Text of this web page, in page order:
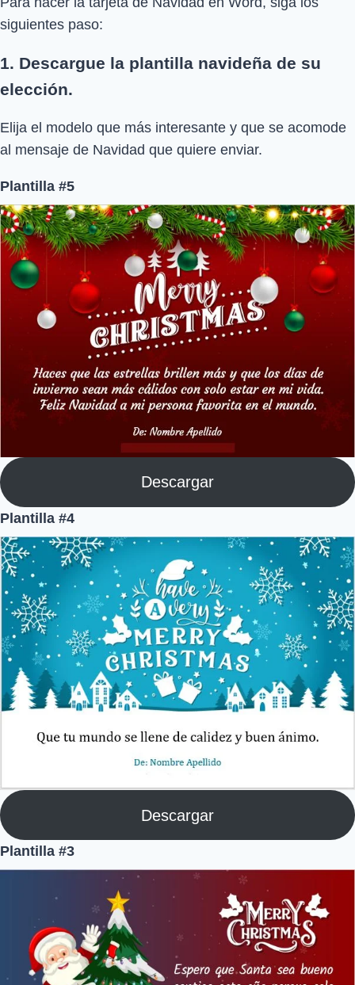
siguientes paso:
1. Descargue la plantilla navideña de su
elección.
Elija el modelo que más interesante y que se acomode
al mensaje de Navidad que quiere enviar.
Plantilla #5
Descargar
Plantilla #4
Descargar
Plantilla #3